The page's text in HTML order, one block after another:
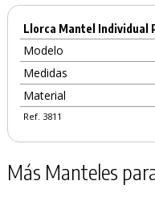
Llorca Mantel Individual
Modelo
Medidas
Material
Ref. 3811
Más Manteles